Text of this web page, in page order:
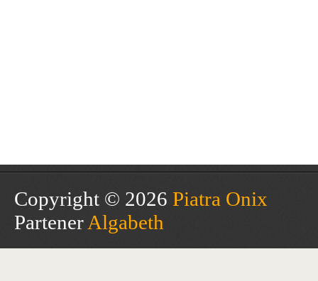
Copyright © 2026 Piatra Onix
Partener Algabeth